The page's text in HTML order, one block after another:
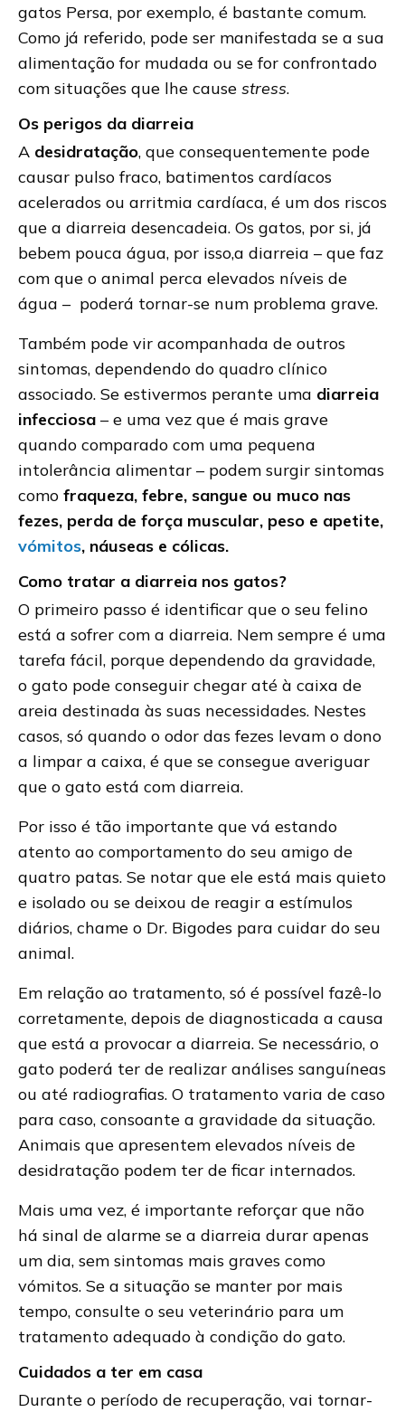
gatos Persa, por exemplo, é bastante comum.
Como já referido, pode ser manifestada se a sua
alimentação for mudada ou se for confrontado
com situações que lhe cause stress.
Os perigos da diarreia
A desidratação, que consequentemente pode
causar pulso fraco, batimentos cardíacos
acelerados ou arritmia cardíaca, é um dos riscos
que a diarreia desencadeia. Os gatos, por si, já
bebem pouca água, por isso,a diarreia – que faz
com que o animal perca elevados níveis de
água – poderá tornar-se num problema grave.
Também pode vir acompanhada de outros
sintomas, dependendo do quadro clínico
associado. Se estivermos perante uma diarreia
infecciosa – e uma vez que é mais grave
quando comparado com uma pequena
intolerância alimentar – podem surgir sintomas
como fraqueza, febre, sangue ou muco nas
fezes, perda de força muscular, peso e apetite,
vómitos, náuseas e cólicas.
Como tratar a diarreia nos gatos?
O primeiro passo é identificar que o seu felino
está a sofrer com a diarreia. Nem sempre é uma
tarefa fácil, porque dependendo da gravidade,
o gato pode conseguir chegar até à caixa de
areia destinada às suas necessidades. Nestes
casos, só quando o odor das fezes levam o dono
a limpar a caixa, é que se consegue averiguar
que o gato está com diarreia.
Por isso é tão importante que vá estando
atento ao comportamento do seu amigo de
quatro patas. Se notar que ele está mais quieto
e isolado ou se deixou de reagir a estímulos
diários, chame o Dr. Bigodes para cuidar do seu
animal.
Em relação ao tratamento, só é possível fazê-lo
corretamente, depois de diagnosticada a causa
que está a provocar a diarreia. Se necessário, o
gato poderá ter de realizar análises sanguíneas
ou até radiografias. O tratamento varia de caso
para caso, consoante a gravidade da situação.
Animais que apresentem elevados níveis de
desidratação podem ter de ficar internados.
Mais uma vez, é importante reforçar que não
há sinal de alarme se a diarreia durar apenas
um dia, sem sintomas mais graves como
vómitos. Se a situação se manter por mais
tempo, consulte o seu veterinário para um
tratamento adequado à condição do gato.
Cuidados a ter em casa
Durante o período de recuperação, vai tornar-